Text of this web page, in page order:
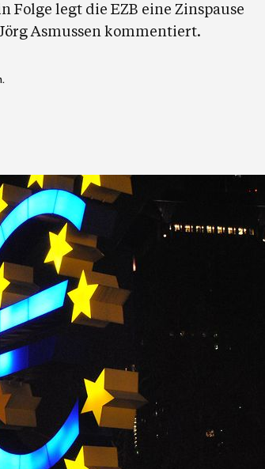
Folge legt die EZB eine Zinspause
Asmussen kommentiert.